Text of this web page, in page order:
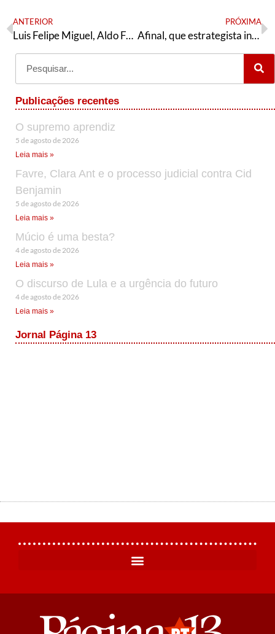
ANTERIOR
Luis Felipe Miguel, Aldo Fornazieri e a disputa da Mesa
PRÓXIMA
Afinal, que estrategista infalível é esse?
Publicações recentes
O supremo aprendiz
5 de agosto de 2026
Leia mais »
Favre, Clara Ant e o processo judicial contra Cid
Benjamin
5 de agosto de 2026
Leia mais »
Múcio é uma besta?
4 de agosto de 2026
Leia mais »
O discurso de Lula e a urgência do futuro
4 de agosto de 2026
Leia mais »
Jornal Página 13